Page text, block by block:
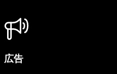
広告